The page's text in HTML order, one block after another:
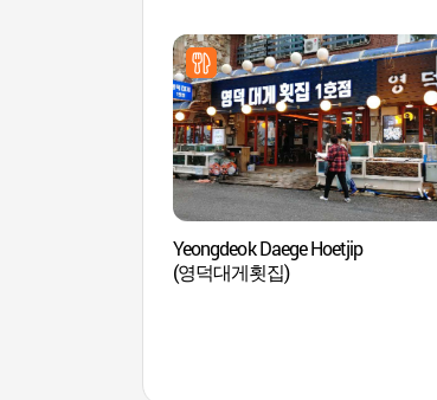
Yeongdeok Daege Hoetjip
(영덕대게횟집)